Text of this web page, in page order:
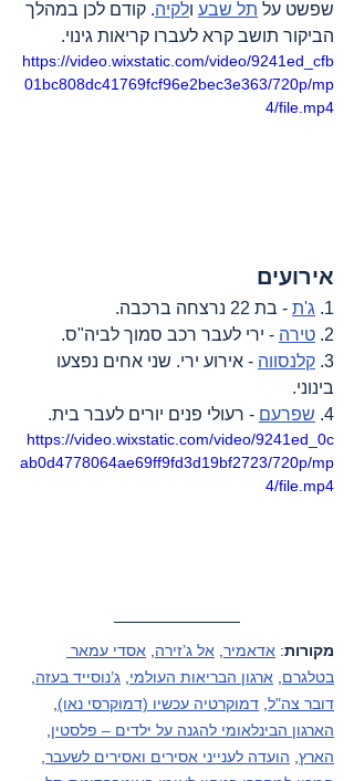
שפשט על תל שבע ולקיה. קודם לכן במהלך
הביקור תושב קרא לעברו קריאות גינוי.
https://video.wixstatic.com/video/9241ed_cfb
01bc808dc41769fcf96e2bec3e363/720p/mp
4/file.mp4
אירועים
1. ג'ת - בת 22 נרצחה ברכבה.
2. טירה - ירי לעבר רכב סמוך לביה"ס.
3. קלנסווה - אירוע ירי. שני אחים נפצעו
בינוני.
4. שפרעם - רעולי פנים יורים לעבר בית.
https://video.wixstatic.com/video/9241ed_0c
ab0d4778064ae69ff9fd3d19bf2723/720p/mp
4/file.mp4
מקורות: אדאמיר אל ג’זירה
אסדי עמאר
בטלגרם
ארגון הבריאות העולמי ג’נוסייד בעזה
דובר צה"ל דמוקרטיה עכשיו (דמוקרסי נאו)
הארגון הבינלאומי להגנה על ילדים – פלסטין
הארץ הועדה לענייני אסירים ואסירים לשעבר